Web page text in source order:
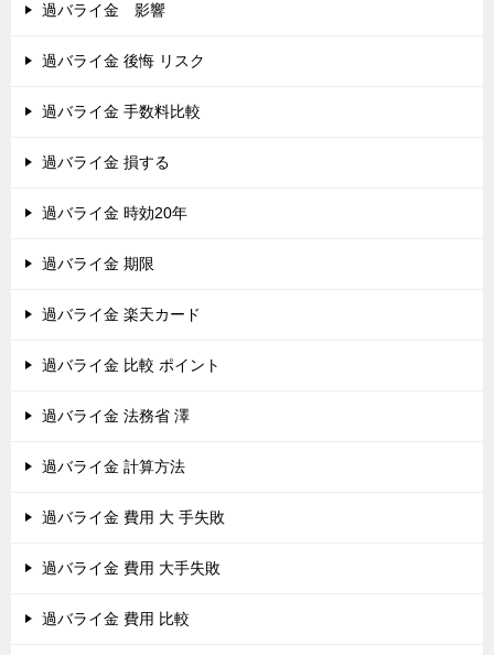
過バライ金 影響
過バライ金 後悔 リスク
過バライ金 手数料比較
過バライ金 損する
過バライ金 時効20年
過バライ金 期限
過バライ金 楽天カード
過バライ金 比較 ポイント
過バライ金 法務省 澤
過バライ金 計算方法
過バライ金 費用 大 手失敗
過バライ金 費用 大手失敗
過バライ金 費用 比較